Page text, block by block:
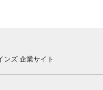
ンズ 企業サイト